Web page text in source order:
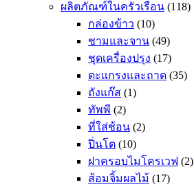
ผลิตภัณฑ์ในครัวเรือน (118)
กล่องข้าว (10)
ชามและจาน (49)
ชุดเครื่องปรุง (17)
ตะแกรงและถาด (35)
ถังแก๊ส (1)
ทัพพี (2)
ที่ใส่ช้อน (2)
ปิ่นโต (10)
ฝาครอบไมโครเวฟ (2)
ส้อมจิ้มผลไม้ (17)